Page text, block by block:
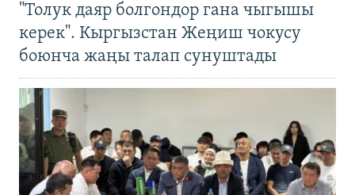
"Толук даяр болгондор гана чыгышы
керек". Кыргызстан Жеңиш чокусу
боюнча жаңы талап сунуштады